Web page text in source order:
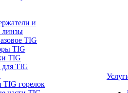
и
линзы
TIG
TIG
TIG
TIG
TIG горелок